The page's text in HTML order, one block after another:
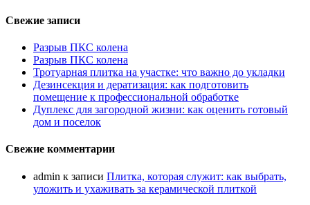
Свежие записи
Разрыв ПКС колена
Разрыв ПКС колена
Тротуарная плитка на участке: что важно до укладки
Дезинсекция и дератизация: как подготовить
помещение к профессиональной обработке
Дуплекс для загородной жизни: как оценить готовый
дом и поселок
Свежие комментарии
admin к записи Плитка, которая служит: как выбрать,
уложить и ухаживать за керамической плиткой